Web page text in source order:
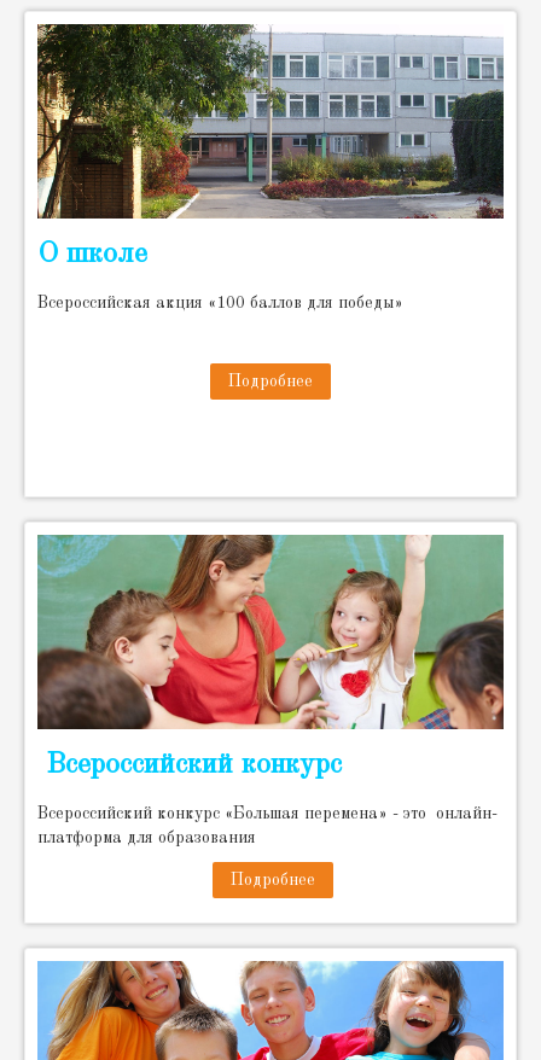
О школе
Всероссийская акция «100 баллов для победы»
Подробнее
Всероссийский конкурс
Всероссийский конкурс «Большая перемена» - это онлайн-
платформа для образования
Подробнее